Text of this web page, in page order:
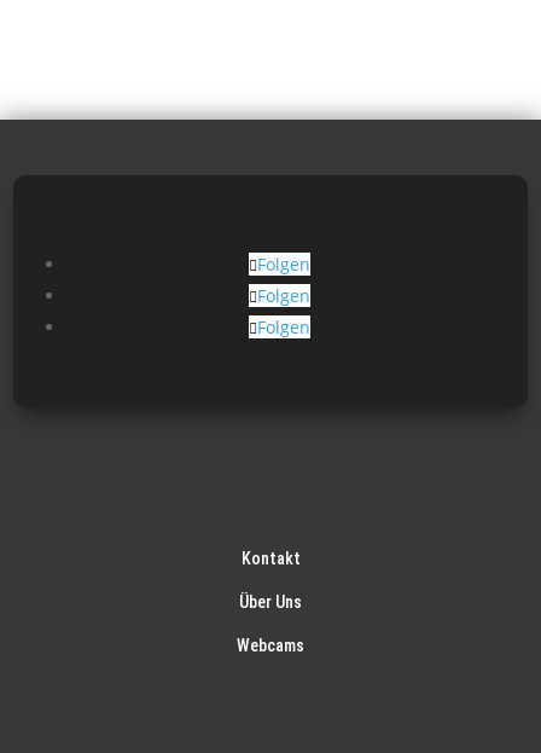
Folgen
Folgen
Folgen
Kontakt
Über Uns
Webcams